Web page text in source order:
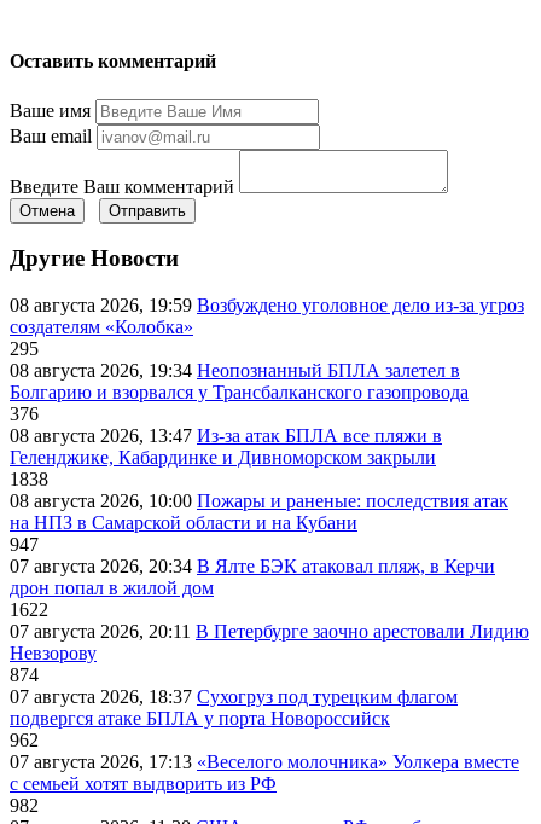
Оставить комментарий
Ваше имя
Ваш email
Введите Ваш комментарий
Отмена Отправить
Другие Новости
08 августа 2026, 19:59 Возбуждено уголовное дело из-за угроз
создателям «Колобка»
295
08 августа 2026, 19:34 Неопознанный БПЛА залетел в
Болгарию и взорвался у Трансбалканского газопровода
376
08 августа 2026, 13:47 Из-за атак БПЛА все пляжи в
Геленджике, Кабардинке и Дивноморском закрыли
1838
08 августа 2026, 10:00 Пожары и раненые: последствия атак
на НПЗ в Самарской области и на Кубани
947
07 августа 2026, 20:34 В Ялте БЭК атаковал пляж, в Керчи
дрон попал в жилой дом
1622
07 августа 2026, 20:11 В Петербурге заочно арестовали Лидию
Невзорову
874
07 августа 2026, 18:37 Сухогруз под турецким флагом
подвергся атаке БПЛА у порта Новороссийск
962
07 августа 2026, 17:13 «Веселого молочника» Уолкера вместе
с семьей хотят выдворить из РФ
982